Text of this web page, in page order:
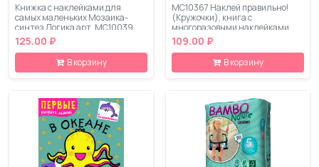
Книжка с наклейками для
самых маленьких Мозаика-
синтез Логика арт. МС10039
125.00 ₽
В корзину
МС10367 Наклей правильно!
(Кружочки), книга с
многоразовыми наклейками
109.00 ₽
В корзину